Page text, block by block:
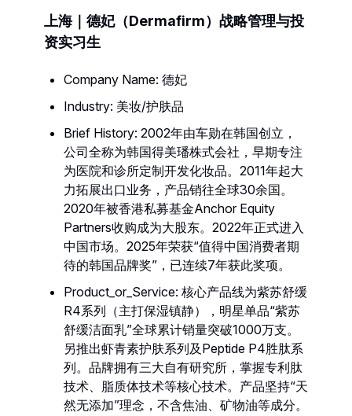
上海｜德妃（Dermafirm）战略管理与投
资实习生
Company Name: 德妃
Industry: 美妆/护肤品
Brief History: 2002年由车勋在韩国创立，
公司全称为韩国得美璠株式会社，早期专注
为医院和诊所定制开发化妆品。2011年起大
力拓展出口业务，产品销往全球30余国。
2020年被香港私募基金Anchor Equity
Partners收购成为大股东。2022年正式进入
中国市场。2025年荣获“值得中国消费者期
待的韩国品牌奖”，已连续7年获此奖项。
Product_or_Service: 核心产品线为紫苏舒缓
R4系列（主打保湿镇静），明星单品“紫苏
舒缓洁面乳”全球累计销量突破1000万支。
另推出虾青素护肤系列及Peptide P4胜肽系
列。品牌拥有三大自有研究所，掌握专利肽
技术、脂质体技术等核心技术。产品坚持“天
然无添加”理念，不含焦油、矿物油等成分。